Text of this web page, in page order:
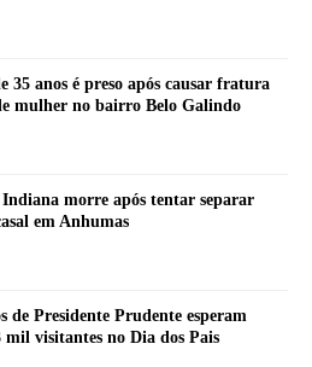
35 anos é preso após causar fratura
mulher no bairro Belo Galindo
Indiana morre após tentar separar
em Anhumas
de Presidente Prudente esperam
mil visitantes no Dia dos Pais